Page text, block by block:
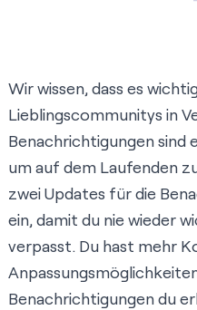
Wir wissen, dass es
Lieblingscommunitys in
Benachrichtigungen sind
um auf dem Laufenden
zwei Updates für die
ein, damit du nie wieder
verpasst. Du hast mehr
Benachrichtigungen du